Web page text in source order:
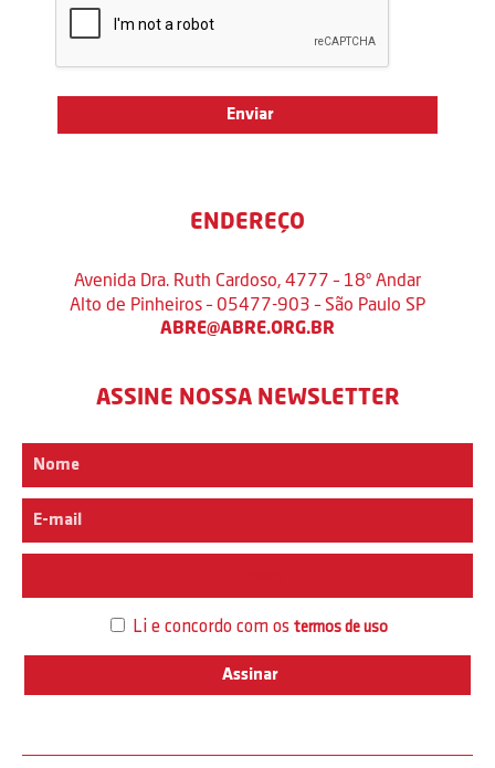
ENDEREÇO
Avenida Dra. Ruth Cardoso, 4777 – 18º Andar
Alto de Pinheiros – 05477-903 – São Paulo SP
ABRE@ABRE.ORG.BR
ASSINE NOSSA NEWSLETTER
Li e concordo com os termos de uso